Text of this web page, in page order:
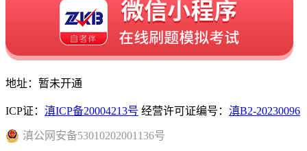
地址：暂未开通
ICP证： 滇ICP备20004213号 经营许可证编号： 滇B2-20230096
滇公网安备53010202001136号